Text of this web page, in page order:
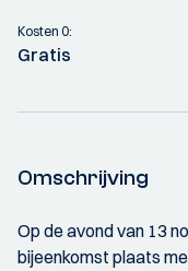
Kosten 0:
Gratis
Omschrijving
Op de avond van 13
bijeenkomst plaats